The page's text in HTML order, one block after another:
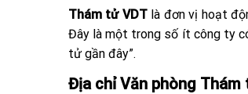
Thám tử VDTlà đơn vị hoạt
Đây là một trong số ít công ty
tử gần đây”.
Địa chỉ Văn phòng Thám